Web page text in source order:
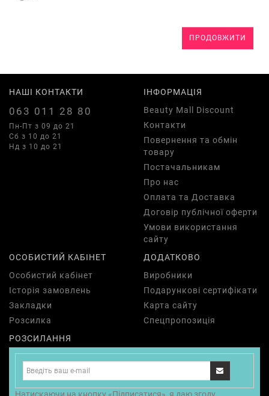
ПРОДОВЖИТИ
НАШІ КОНТАКТИ
063 011 28 80
Пн-Пт з 09 до 21
Сб з 10 до 21
Нд з 10 до 21
ІНФОРМАЦІЯ
Beauty Mall Discount
Контакти
Повернення та обмін
товару
Постачальникам
Про нас
Оплата та Доставка
Договір публічної оферти
Умови використання
сайту
ОСОБИСТИЙ КАБІНЕТ
Особистий кабінет
Історія замовлень
Закладки
Розсилка
ДОДАТКОВО
Виробники
Подарункові сертифікати
Карта сайту
Спецпропозиція
РОЗСИЛАННЯ